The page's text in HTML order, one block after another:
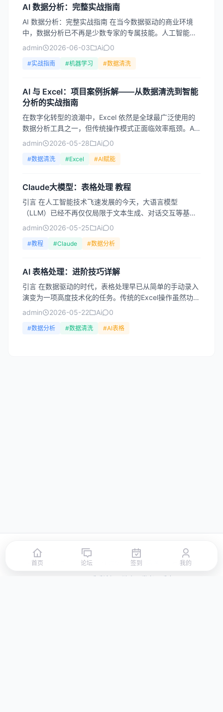
AI 数据分析：完整实战指南
AI 数据分析：完整实战指南 在当今数据驱动的商业环境
中，数据分析已不再是少数专家的专属技能。人工智能
（AI）的快速发展正在彻底改变这一领域，让数据分析变
admin 2026-06-03 Ai 0
#实战指南 #机器学习 #数据清洗
AI 与 Excel：项目案例拆解——从数据清洗到智能
分析的实战指南
在数字化转型的浪潮中，Excel 依然是全球最广泛使用的
数据分析工具之一，但传统操作模式正面临效率瓶颈。AI
的介入，正在将 Excel 从“手动计算器”升级为...
admin 2026-05-28 Ai 0
#数据清洗 #Excel #AI赋能
Claude大模型：表格处理 教程
引言 在人工智能技术飞速发展的今天，大语言模型
（LLM）已经不再仅仅局限于文本生成、对话交互等基础
功能。Claude，作为 Anthropic 公司开发的先进大...
admin 2026-05-25 Ai 0
#教程 #Claude #数据分析
AI 表格处理：进阶技巧详解
引言 在数据驱动的时代，表格处理早已从简单的手动录入
演变为一项高度技术化的任务。传统的Excel操作虽然功能
强大，但面对海量数据、复杂格式和重复性任务时，效率
admin 2026-05-22 Ai 0
#数据分析 #数据清洗 #AI表格
首页 签到 积分商城 站点地图
© 2026 LLBBS 乐乐论坛 · 独立开发者阿乐出品
首页 论坛 签到 我的